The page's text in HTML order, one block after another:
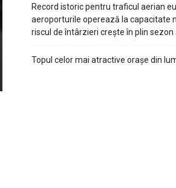
Record istoric pentru traficul aerian
aeroporturile operează la capacitate
riscul de întârzieri crește în plin
Topul celor mai atractive orașe din